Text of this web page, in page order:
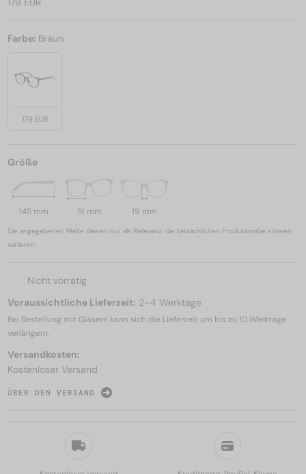
Farbe: Braun
179 EUR
Größe
145 mm 51 mm 19 mm
Die angegebenen Maße dienen nur als Referenz; die tatsächlichen Produktmaße können
variieren.
Nicht vorrätig
Voraussichtliche Lieferzeit: 2–4 Werktage
Bei Bestellung mit Gläsern kann sich die Lieferzeit um bis zu 10 Werktage
verlängern.
Versandkosten:
Kostenloser Versand
ÜBER DEN VERSAND